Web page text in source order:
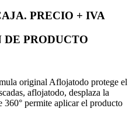
PRECIO + IVA
DE PRODUCTO
original Aflojatodo protege el
aflojatodo, desplaza la
permite aplicar el producto